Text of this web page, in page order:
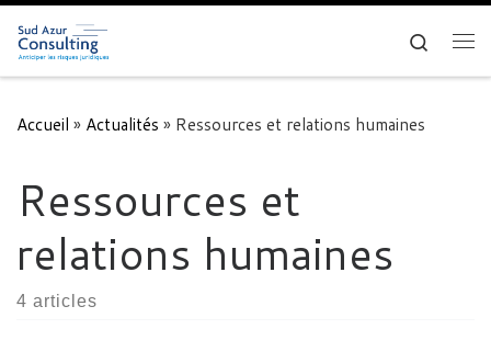
Skip to content Search
Accueil » Actualités » Ressources et relations humaines
Ressources et
relations humaines
4 articles